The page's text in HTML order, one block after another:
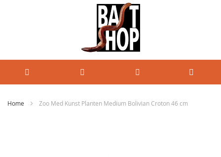
Home Zoo Med Kunst Planten Medium Bolivian Croton 46 cm